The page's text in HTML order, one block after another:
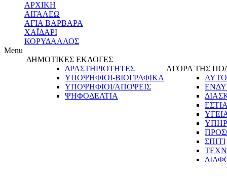
ΑΡΧΙΚΗ
ΑΙΓΑΛΕΩ
ΑΓΙΑ ΒΑΡΒΑΡΑ
ΧΑΪΔΑΡΙ
ΚΟΡΥΔΑΛΛΟΣ
Menu
ΔΗΜΟΤΙΚΕΣ ΕΚΛΟΓΕΣ
ΔΡΑΣΤΗΡΙΟΤΗΤΕΣ
ΥΠΟΨΗΦΙΟΙ-ΒΙΟΓΡΑΦΙΚΑ
ΥΠΟΨΗΦΙΟΙ/ΑΠΟΨΕΙΣ
ΨΗΦΟΔΕΛΤΙΑ
ΑΓΟΡΑ ΤΗΣ
ΣΠΙΤΙ